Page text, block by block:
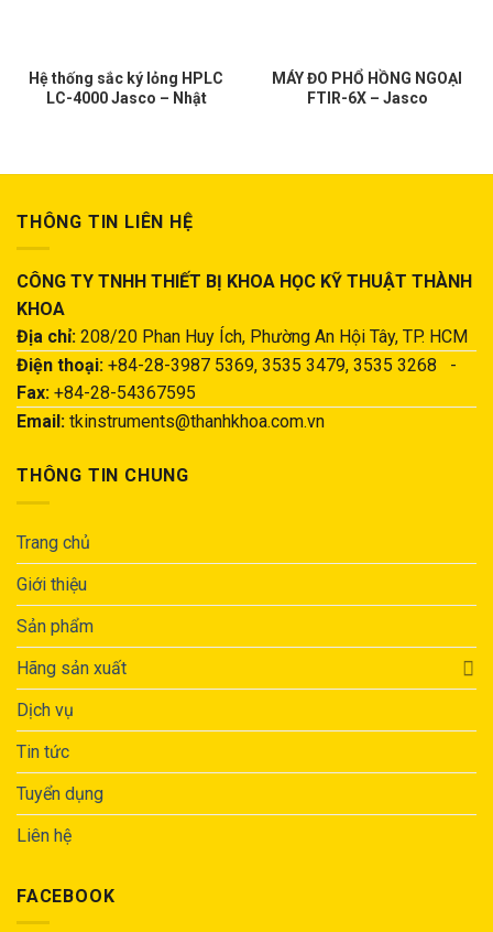
Hệ thống sắc ký lỏng HPLC
LC-4000 Jasco – Nhật
MÁY ĐO PHỔ HỒNG NGOẠI
FTIR-6X – Jasco
THÔNG TIN LIÊN HỆ
CÔNG TY TNHH THIẾT BỊ KHOA HỌC KỸ THUẬT THÀNH
KHOA
Địa chỉ: 208/20 Phan Huy Ích, Phường An Hội Tây, TP. HCM
Điện thoại: +84-28-3987 5369, 3535 3479, 3535 3268 -
Fax: +84-28-54367595
Email: tkinstruments@thanhkhoa.com.vn
THÔNG TIN CHUNG
Trang chủ
Giới thiệu
Sản phẩm
Hãng sản xuất
Dịch vụ
Tin tức
Tuyển dụng
Liên hệ
FACEBOOK